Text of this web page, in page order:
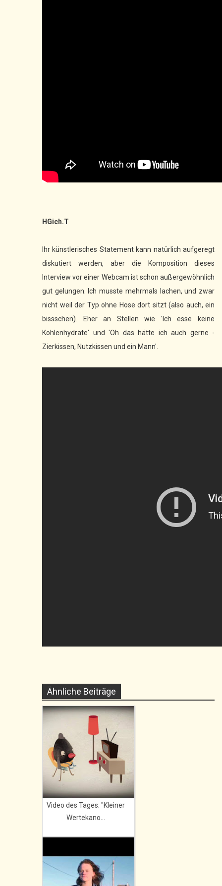
HGich.T
Ihr künstlerisches Statement kann natürlich aufgeregt
diskutiert werden, aber die Komposition dieses
Interview vor einer Webcam ist schon außergewöhnlich
gut gelungen. Ich musste mehrmals lachen, und zwar
nicht weil der Typ ohne Hose dort sitzt (also auch, ein
bissschen). Eher an Stellen wie 'Ich esse keine
Kohlenhydrate' und 'Oh das hätte ich auch gerne -
Zierkissen, Nutzkissen und ein Mann'.
Ähnliche Beiträge
Video des Tages: "Kleiner
Wertekano...